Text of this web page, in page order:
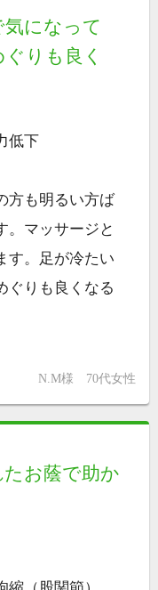
になって
りも良く
低下
方も明るい方ば
。マッサージと
す。足が冷たい
ぐりも良くなる
N.M様 70代女性
お蔭で助か